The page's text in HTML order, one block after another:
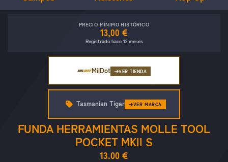
PRECIO MÍNIMO HISTÓRICO
13,00 €
Registrado hace 12 meses
MilDot VER TIENDA
FUNDA HERRAMIENTAS MOLLE TOOL
POCKET MKII S
13.00 €
Tasmanian Tiger VER MARCA